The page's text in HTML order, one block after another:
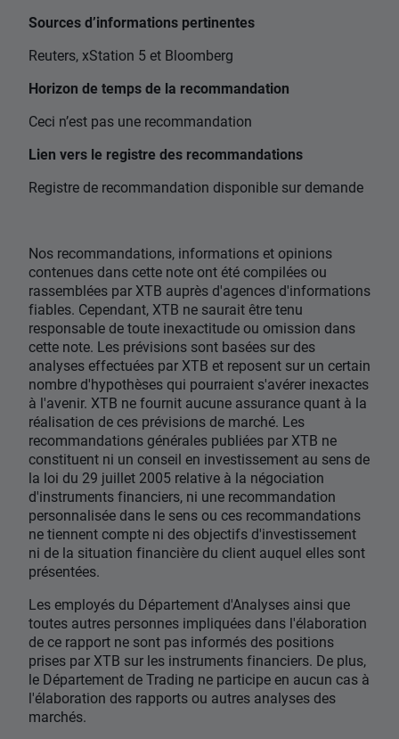
Sources d’informations pertinentes
Reuters, xStation 5 et Bloomberg
Horizon de temps de la recommandation
Ceci n’est pas une recommandation
Lien vers le registre des recommandations
Registre de recommandation disponible sur demande
Nos recommandations, informations et opinions
contenues dans cette note ont été compilées ou
rassemblées par XTB auprès d'agences d'informations
fiables. Cependant, XTB ne saurait être tenu
responsable de toute inexactitude ou omission dans
cette note. Les prévisions sont basées sur des
analyses effectuées par XTB et reposent sur un certain
nombre d'hypothèses qui pourraient s'avérer inexactes
à l'avenir. XTB ne fournit aucune assurance quant à la
réalisation de ces prévisions de marché. Les
recommandations générales publiées par XTB ne
constituent ni un conseil en investissement au sens de
la loi du 29 juillet 2005 relative à la négociation
d'instruments financiers, ni une recommandation
personnalisée dans le sens ou ces recommandations
ne tiennent compte ni des objectifs d'investissement
ni de la situation financière du client auquel elles sont
présentées.
Les employés du Département d'Analyses ainsi que
toutes autres personnes impliquées dans l'élaboration
de ce rapport ne sont pas informés des positions
prises par XTB sur les instruments financiers. De plus,
le Département de Trading ne participe en aucun cas à
l'élaboration des rapports ou autres analyses des
marchés.